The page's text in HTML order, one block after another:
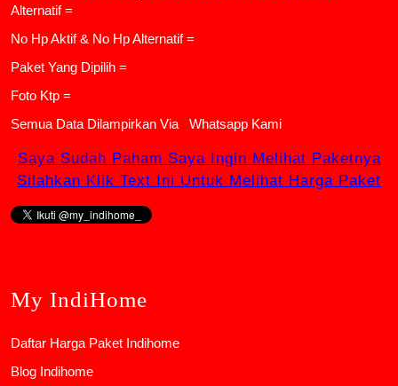
Alternatif =
No Hp Aktif & No Hp Alternatif =
Paket Yang Dipilih =
Foto Ktp =
Semua Data Dilampirkan Via
Whatsapp Kami
Saya Sudah Paham Saya Ingin Melihat Paketnya
Silahkan Klik Text Ini Untuk Melihat Harga Paket
My IndiHome
Daftar Harga Paket Indihome
Blog Indihome